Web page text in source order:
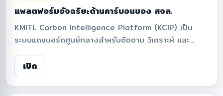
แพลตฟอร์มอัจฉริยะด้านคาร์บอนของ สจล.
KMITL Carbon Intelligence Platform (KCIP) เป็น
ระบบแดชบอร์ดศูนย์กลางสำหรับติดตาม วิเคราะห์ และ
รายงานข้อมูลการปล่อยก๊าซเรือนกระจกขององค์กร
รองรับการจัดการข้อมูลตาม Scope การบันทึกกิจกรรม
การจัดการค่า Emission Factor เป้าหมายการลดการปล่อย
คาร์บอน และรายงานสำหรับผู้บริหาร เพื่อสนับสนุนการ
เปิด